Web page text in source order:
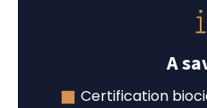
A
Certification